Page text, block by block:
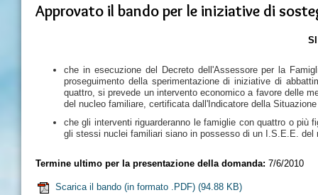
Approvato il bando per le iniziative di
che in esecuzione del Decreto dell'Assessore per la
proseguimento della sperimentazione di iniziative di
quattro, si prevede un intervento economico a favore delle
del nucleo familiare, certificata dall'Indicatore della
che gli interventi riguarderanno le famiglie con quattro o
gli stessi nuclei familiari siano in possesso di un I.S.E.E. del
Termine ultimo per la presentazione della domanda: 7/6/2010
Scarica il bando (in formato .PDF) (94.88 KB)